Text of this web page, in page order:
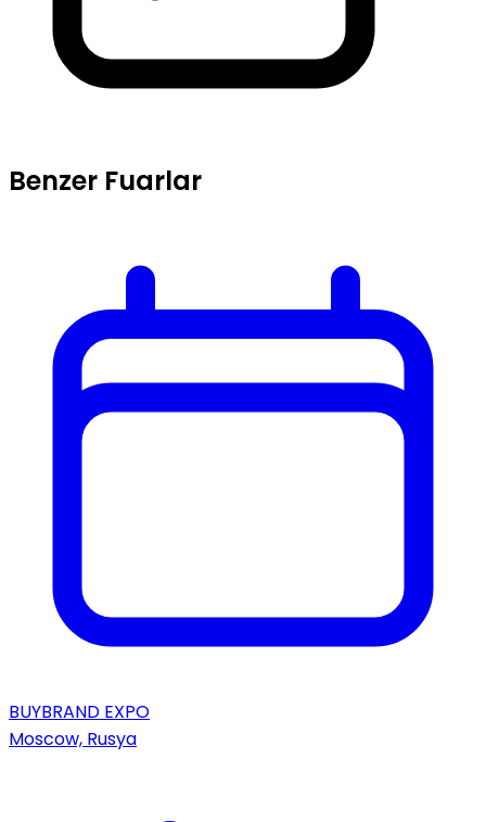
Benzer Fuarlar
BUYBRAND EXPO
Moscow, Rusya